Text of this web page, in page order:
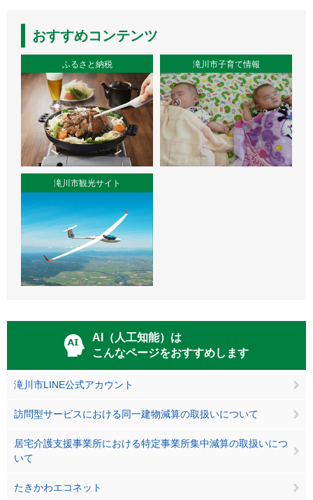
おすすめコンテンツ
ふるさと納税 滝川市子育て情報
滝川市観光サイト
AI（人工知能）は
こんなページをおすすめします
滝川市LINE公式アカウント
訪問型サービスにおける同一建物減算の取扱いについて
居宅介護支援事業所における特定事業所集中減算の取扱いにつ
いて
たきかわエコネット